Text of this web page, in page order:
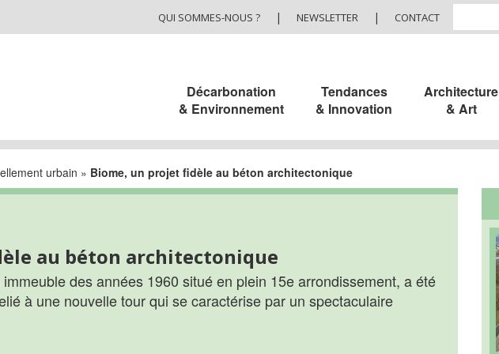
QUI SOMMES-NOUS ? | NEWSLETTER | CONTACT
Décarbonation
& Environnement
Tendances
& Innovation
Architecture
& Art
urbain » Biome, un projet fidèle au béton architectonique
au béton architectonique
immeuble des années 1960 situé en plein 15e arrondissement, a été
à une nouvelle tour qui se caractérise par un spectaculaire